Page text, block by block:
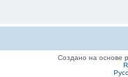
Создано на основе